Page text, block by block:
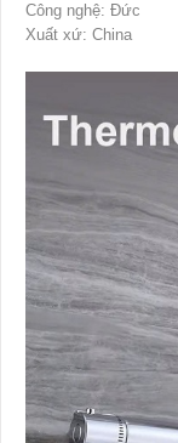
Công nghệ: Đức
Xuất xứ: China